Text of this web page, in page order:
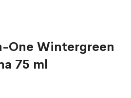
One Wintergreen
75 ml